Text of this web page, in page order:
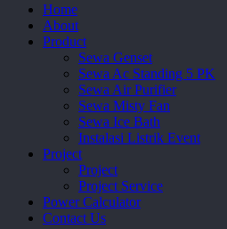
Close
Menu
Home
About
Product
Sewa Genset
Sewa Ac Standing 5 PK
Sewa Air Purifier
Sewa Misty Fan
Sewa Ice Bath
Instalasi Listrik Event
Project
Project
Project Service
Power Calculator
Contact Us